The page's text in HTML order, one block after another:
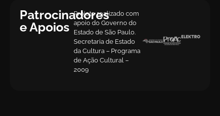
Patrocinadores
e Apoios
Projeto realizado com
apoio do Governo do
Estado de São Paulo.
Secretaria de Estado
da Cultura – Programa
de Ação Cultural –
2009